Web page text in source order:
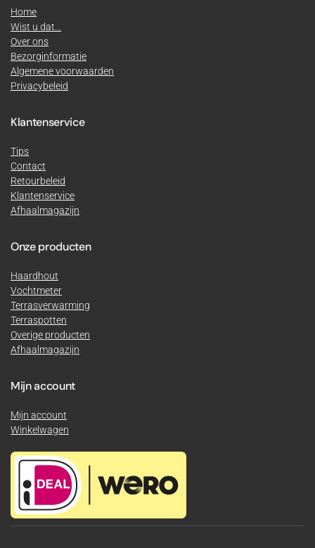
Home
Wist u dat...
Over ons
Bezorginformatie
Algemene voorwaarden
Privacybeleid
Klantenservice
Tips
Contact
Retourbeleid
Klantenservice
Afhaalmagazijn
Onze producten
Haardhout
Vochtmeter
Terrasverwarming
Terraspotten
Overige producten
Afhaalmagazijn
Mijn account
Mijn account
Winkelwagen